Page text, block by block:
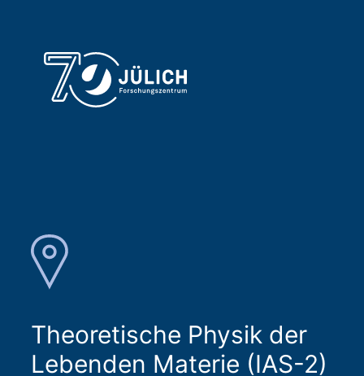
Theoretische Physik der
Lebenden Materie (IAS-2)